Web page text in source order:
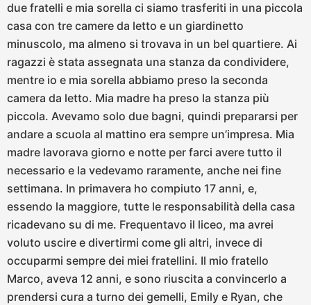
due fratelli e mia sorella ci siamo trasferiti in una piccola
casa con tre camere da letto e un giardinetto
minuscolo, ma almeno si trovava in un bel quartiere. Ai
ragazzi è stata assegnata una stanza da condividere,
mentre io e mia sorella abbiamo preso la seconda
camera da letto. Mia madre ha preso la stanza più
piccola. Avevamo solo due bagni, quindi prepararsi per
andare a scuola al mattino era sempre un’impresa. Mia
madre lavorava giorno e notte per farci avere tutto il
necessario e la vedevamo raramente, anche nei fine
settimana. In primavera ho compiuto 17 anni, e,
essendo la maggiore, tutte le responsabilità della casa
ricadevano su di me. Frequentavo il liceo, ma avrei
voluto uscire e divertirmi come gli altri, invece di
occuparmi sempre dei miei fratellini. Il mio fratello
Marco, aveva 12 anni, e sono riuscita a convincerlo a
prendersi cura a turno dei gemelli, Emily e Ryan, che